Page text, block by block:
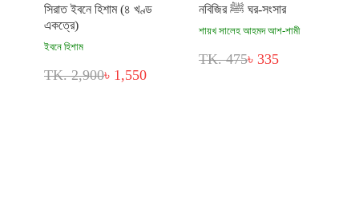
সিরাত ইবনে হিশাম (৪ খণ্ড
একত্রে)
ইবনে হিশাম
TK. 2,900৳ 1,550
নবিজির ﷺ ঘর-সংসার
শায়খ সালেহ আহমদ আশ-শামী
TK. 475৳ 335